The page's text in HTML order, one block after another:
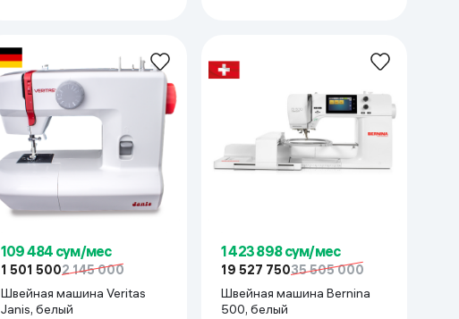
109 484 сум/мес
1 501 5002 145 000
Швейная машина Veritas
Janis, белый
1 423 898 сум/мес
19 527 75035 505 000
Швейная машина Bernina
500, белый